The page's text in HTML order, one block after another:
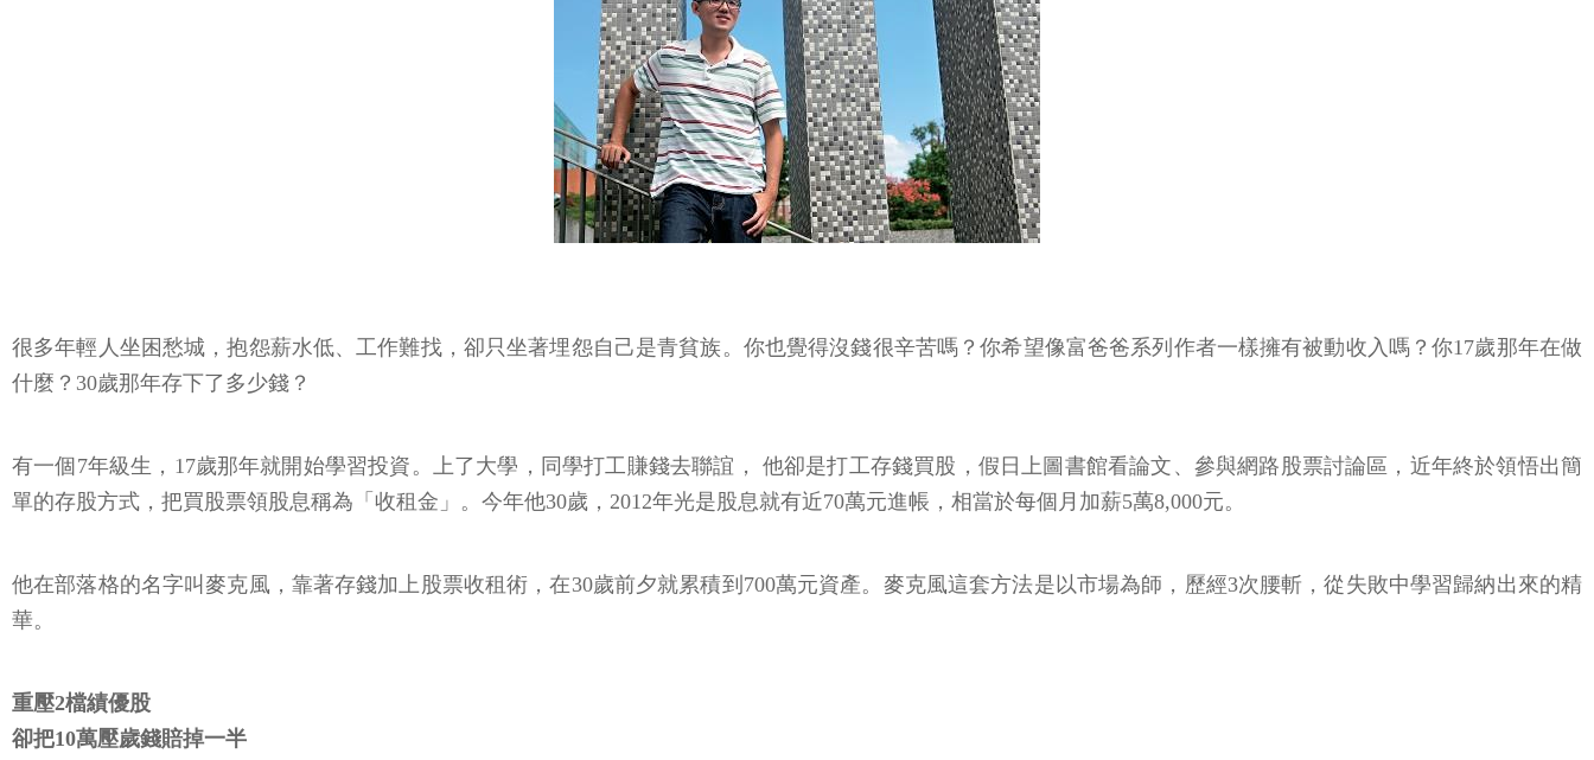
很多年輕人坐困愁城，抱怨薪水低、工作難找，卻只坐著埋怨自己是青貧族。你也覺得沒錢很辛苦嗎？你希望像富爸爸系列作者一樣擁有被動收入嗎？你17歲那年在做
什麼？30歲那年存下了多少錢？
有一個7年級生，17歲那年就開始學習投資。上了大學，同學打工賺錢去聯誼， 他卻是打工存錢買股，假日上圖書館看論文、參與網路股票討論區，近年終於領悟出簡
單的存股方式，把買股票領股息稱為「收租金」。今年他30歲，2012年光是股息就有近70萬元進帳，相當於每個月加薪5萬8,000元。
他在部落格的名字叫麥克風，靠著存錢加上股票收租術，在30歲前夕就累積到700萬元資產。麥克風這套方法是以市場為師，歷經3次腰斬，從失敗中學習歸納出來的精
華。
重壓2檔績優股
卻把10萬壓歲錢賠掉一半